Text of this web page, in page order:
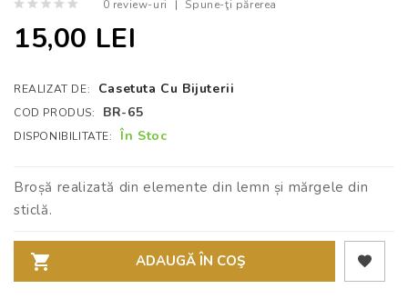
0 review-uri | Spune-ţi părerea
15,00 LEI
REALIZAT DE: Casetuta Cu Bijuterii
COD PRODUS: BR-65
DISPONIBILITATE: În Stoc
Broșă realizată din elemente din lemn și mărgele din
sticlă.
ADAUGĂ ÎN COŞ